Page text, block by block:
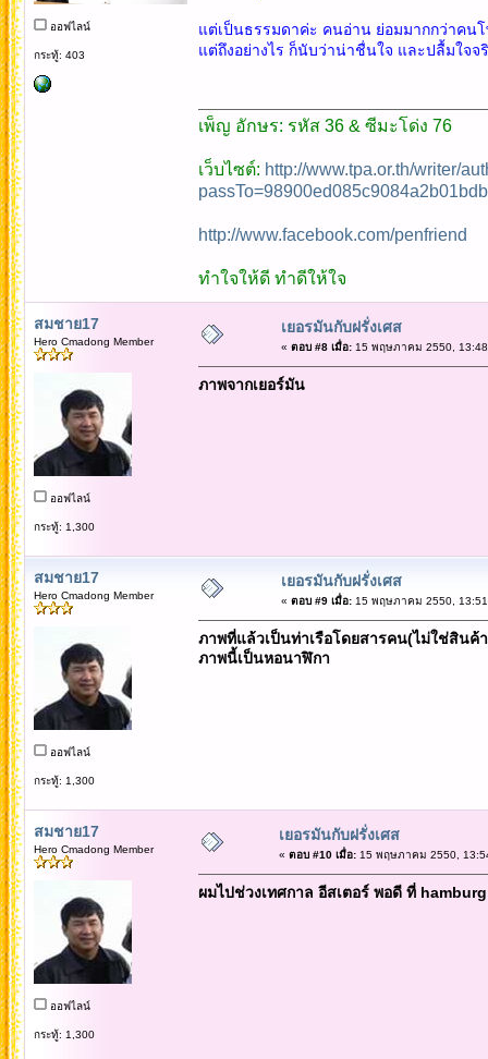
ออฟไลน์
กระทู้: 403
แต่เป็นธรรมดาค่ะ คนอ่าน ย่อมมากกว่าคน
แต่ถึงอย่างไร ก็นับว่าน่าชื่นใจ และปลื้มใจจ
เพ็ญ อักษร: รหัส 36 & ซีมะโด่ง 76
เว็บไซต์: http://www.tpa.or.th/writer/
http://www.facebook.com/penfriend
ทำใจให้ดี ทำดีให้ใจ
สมชาย17
Hero Cmadong Member
ออฟไลน์
กระทู้: 1,300
เยอรมันกับฝรั่งเศส
« ตอบ #8 เมื่อ:15 พฤษภาคม 2550,
ภาพจากเยอร์มัน
สมชาย17
Hero Cmadong Member
ออฟไลน์
กระทู้: 1,300
เยอรมันกับฝรั่งเศส
« ตอบ #9 เมื่อ:15 พฤษภาคม 2550,
ภาพที่แล้วเป็นท่าเรือโดยสารคน(ไม่ใช่สินค้
ภาพนี้เป็นหอนาฬิกา
สมชาย17
Hero Cmadong Member
ออฟไลน์
กระทู้: 1,300
เยอรมันกับฝรั่งเศส
« ตอบ #10 เมื่อ:15 พฤษภาคม 2550,
ผมไปช่วงเทศกาล อีสเตอร์ พอดี ที่